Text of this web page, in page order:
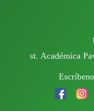
st. Académica